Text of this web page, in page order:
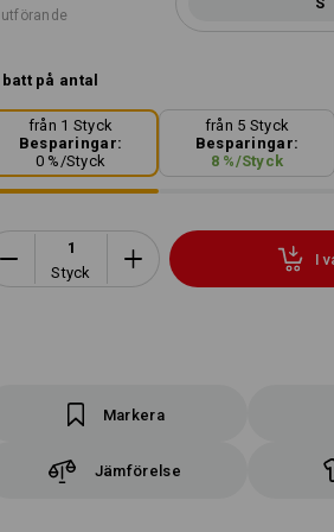
på antal
från 1 Styck
Besparingar:
0%/Styck
från 5 Styck
Besparingar:
8%/Styck
Styck
I
Markera
Jämförelse